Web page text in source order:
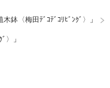
鉢〈梅田ﾃﾞｺﾃﾞｺﾘﾋﾞﾝｸﾞ〉 」
〉 」